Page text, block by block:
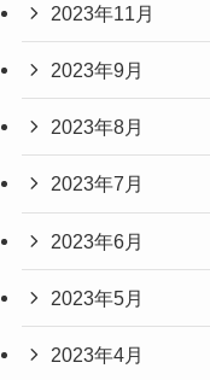
2023年11月
2023年9月
2023年8月
2023年7月
2023年6月
2023年5月
2023年4月